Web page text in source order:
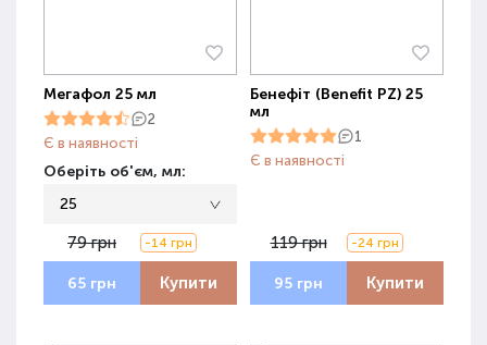
Мегафол 25 мл
2
Є в наявності
Оберіть об'єм, мл:
25
79 грн -14 грн
65 грн Купити
Бенефіт (Benefit PZ) 25
мл
1
Є в наявності
119 грн -24 грн
95 грн Купити